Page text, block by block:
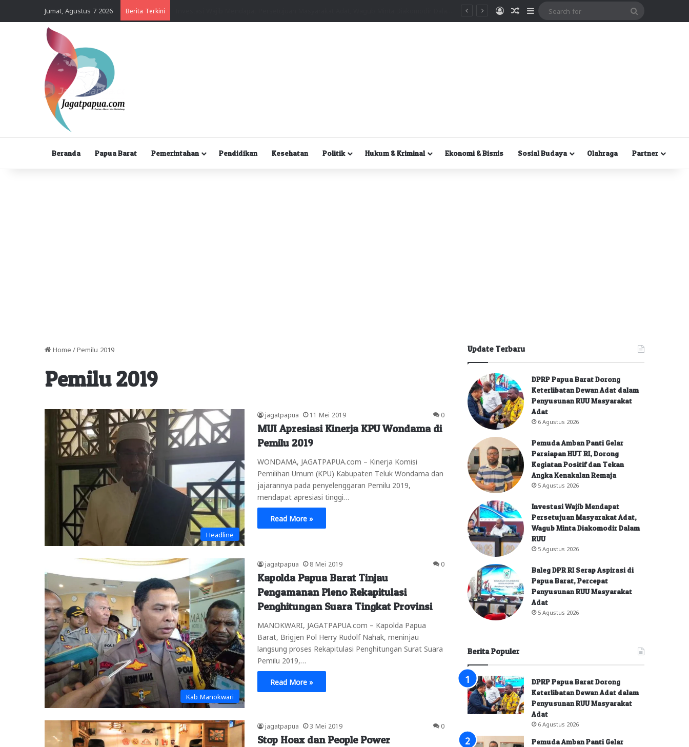
Jumat, Agustus 7 2026 Berita Terkini MasukRandom Article
Sidebar
Beranda Papua Barat Pemerintahan Pendidikan Kesehatan Politik Hukum & Kriminal Ekonomi & Bisnis Sosial Budaya Olahraga Partner
Home / Pemilu 2019
Pemilu 2019
Headline
jagatpapua 11 Mei 2019 0
MUI Apresiasi Kinerja KPU Wondama di
Pemilu 2019
WONDAMA, JAGATPAPUA.com – Kinerja Komisi
Pemilihan Umum (KPU) Kabupaten Teluk Wondama dan
jajarannya pada penyelenggaran Pemilu 2019,
mendapat apresiasi tinggi…
Read More »
Kab Manokwari
jagatpapua 8 Mei 2019 0
Kapolda Papua Barat Tinjau
Pengamanan Pleno Rekapitulasi
Penghitungan Suara Tingkat Provinsi
MANOKWARI, JAGATPAPUA.com – Kapolda Papua
Barat, Brigjen Pol Herry Rudolf Nahak, meninjau
langsung proses Rekapitulasi Penghitungan Surat Suara
Pemilu 2019,…
Read More »
jagatpapua 3 Mei 2019 0
Stop Hoax dan People Power
Update Terbaru
DPRP Papua Barat Dorong
Keterlibatan Dewan Adat dalam
Penyusunan RUU Masyarakat
Adat
6 Agustus 2026
Pemuda Amban Panti Gelar
Persiapan HUT RI, Dorong
Kegiatan Positif dan Tekan
Angka Kenakalan Remaja
5 Agustus 2026
Investasi Wajib Mendapat
Persetujuan Masyarakat Adat,
Wagub Minta Diakomodir Dalam
RUU
5 Agustus 2026
Baleg DPR RI Serap Aspirasi di
Papua Barat, Percepat
Penyusunan RUU Masyarakat
Adat
5 Agustus 2026
Berita Populer
DPRP Papua Barat Dorong
Keterlibatan Dewan Adat dalam
Penyusunan RUU Masyarakat
Adat
6 Agustus 2026
Pemuda Amban Panti Gelar